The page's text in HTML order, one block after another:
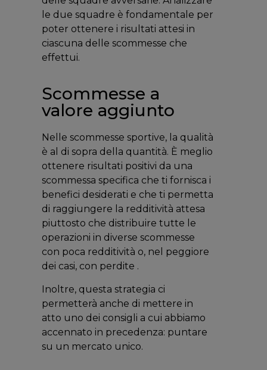
le due squadre è fondamentale per
poter ottenere i risultati attesi in
ciascuna delle scommesse che
effettui.
Scommesse a
valore aggiunto
Nelle scommesse sportive, la qualità
è al di sopra della quantità. È meglio
ottenere risultati positivi da una
scommessa specifica che ti fornisca i
benefici desiderati e che ti permetta
di raggiungere la redditività attesa
piuttosto che distribuire tutte le
operazioni in diverse scommesse
con poca redditività o, nel peggiore
dei casi, con perdite .
Inoltre, questa strategia ci
permetterà anche di mettere in
atto uno dei consigli a cui abbiamo
accennato in precedenza: puntare
su un mercato unico.